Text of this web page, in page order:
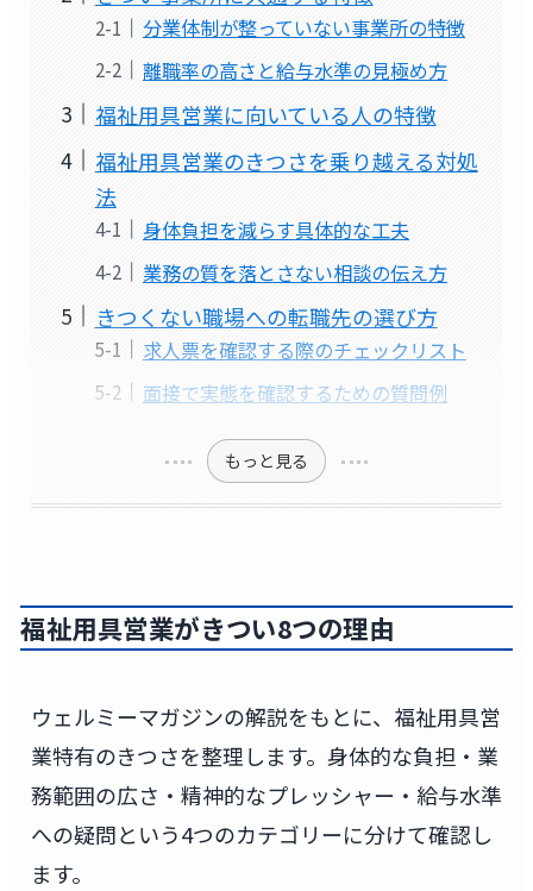
分業体制が整っていない事業所の特徴
離職率の高さと給与水準の見極め方
福祉用具営業に向いている人の特徴
福祉用具営業のきつさを乗り越える対処
法
身体負担を減らす具体的な工夫
業務の質を落とさない相談の伝え方
きつくない職場への転職先の選び方
求人票を確認する際のチェックリスト
面接で実態を確認するための質問例
もっと見る
福祉用具営業がきつい8つの理由
ウェルミーマガジンの解説をもとに、福祉用具営
業特有のきつさを整理します。身体的な負担・業
務範囲の広さ・精神的なプレッシャー・給与水準
への疑問という4つのカテゴリーに分けて確認し
ます。